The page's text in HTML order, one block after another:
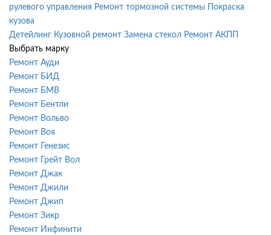
рулевого управления Ремонт тормозной системы
Покраска
кузова
Детейлинг Кузовной ремонт Замена стекол Ремонт АКПП
Выбрать марку
Ремонт Ауди
Ремонт БИД
Ремонт БМВ
Ремонт Бентли
Ремонт Вольво
Ремонт Воя
Ремонт Генезис
Ремонт Грейт Вол
Ремонт Джак
Ремонт Джили
Ремонт Джип
Ремонт Зикр
Ремонт Инфинити